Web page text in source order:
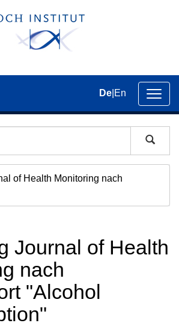
der
De En
of Health Monitoring nach
Journal of Health
nach
"Alcohol